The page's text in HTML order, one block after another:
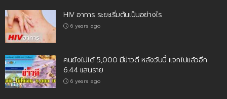
HIV อาการ ระยะเริ่มต้นเป็นอย่างไร
6 years ago
คนยังไม่ได้ 5,000 มีข่าวดี หลังวันนี้ แจกไปแล้วอีก
6.44 แสนราย
6 years ago